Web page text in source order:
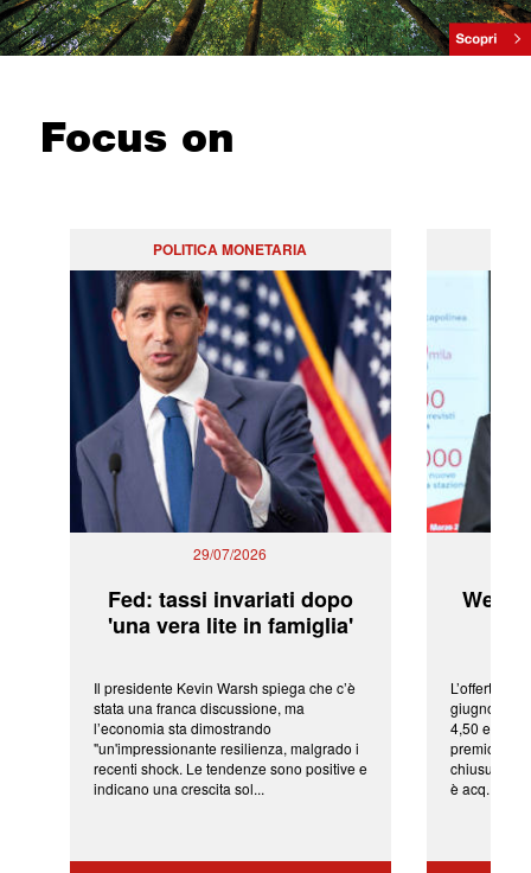
Focus on
POLITICA MONETARIA
29/07/2026
Fed: tassi invariati dopo
'una vera lite in famiglia'
Il presidente Kevin Warsh spiega che c’è
stata una franca discussione, ma
l’economia sta dimostrando
"un'impressionante resilienza, malgrado i
recenti shock. Le tendenze sono positive e
indicano una crescita sol...
L’offerta
giugno da
4,50 euro
premio di
chiusura
è acq...